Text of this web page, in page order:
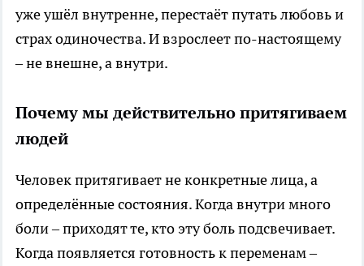
уже ушёл внутренне, перестаёт путать любовь и
страх одиночества. И взрослеет по-настоящему
– не внешне, а внутри.
Почему мы действительно притягиваем
людей
Человек притягивает не конкретные лица, а
определённые состояния. Когда внутри много
боли – приходят те, кто эту боль подсвечивает.
Когда появляется готовность к переменам –